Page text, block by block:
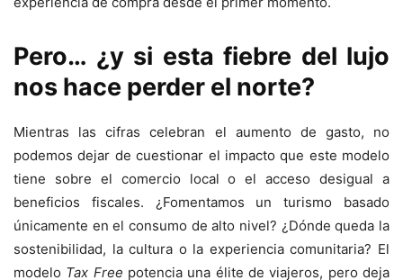
Pero… ¿y si esta fiebre del lujo
nos hace perder el norte?
Mientras las cifras celebran el aumento de gasto, no
podemos dejar de cuestionar el impacto que este modelo
tiene sobre el comercio local o el acceso desigual a
beneficios fiscales. ¿Fomentamos un turismo basado
únicamente en el consumo de alto nivel? ¿Dónde queda la
sostenibilidad, la cultura o la experiencia comunitaria? El
modelo Tax Free potencia una élite de viajeros, pero deja